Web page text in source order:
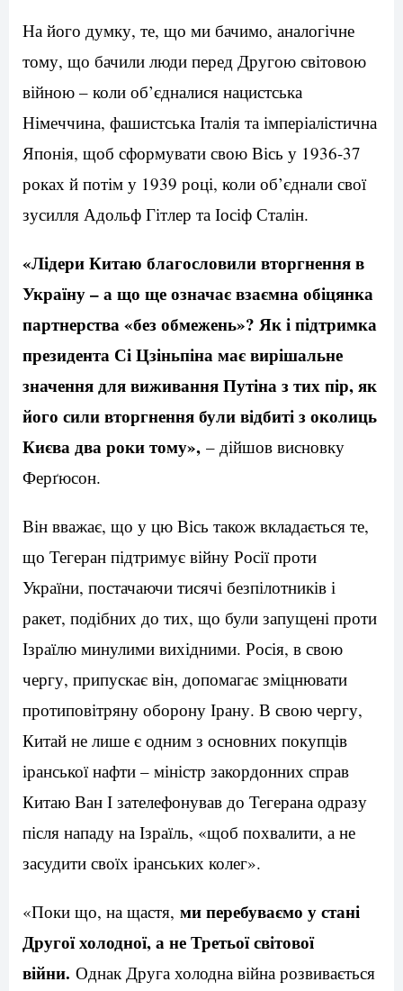
На його думку, те, що ми бачимо, аналогічне
тому, що бачили люди перед Другою світовою
війною – коли об’єдналися нацистська
Німеччина, фашистська Італія та імперіалістична
Японія, щоб сформувати свою Вісь у 1936-37
роках й потім у 1939 році, коли об’єднали свої
зусилля Адольф Гітлер та Іосіф Сталін.
«Лідери Китаю благословили вторгнення в
Україну – а що ще означає взаємна обіцянка
партнерства «без обмежень»? Як і підтримка
президента Сі Цзіньпіна має вирішальне
значення для виживання Путіна з тих пір, як
його сили вторгнення були відбиті з околиць
Києва два роки тому», – дійшов висновку
Ферґюсон.
Він вважає, що у цю Вісь також вкладається те,
що Тегеран підтримує війну Росії проти
України, постачаючи тисячі безпілотників і
ракет, подібних до тих, що були запущені проти
Ізраїлю минулими вихідними. Росія, в свою
чергу, припускає він, допомагає зміцнювати
протиповітряну оборону Ірану. В свою чергу,
Китай не лише є одним з основних покупців
іранської нафти – міністр закордонних справ
Китаю Ван І зателефонував до Тегерана одразу
після нападу на Ізраїль, «щоб похвалити, а не
засудити своїх іранських колег».
«Поки що, на щастя, ми перебуваємо у стані
Другої холодної, а не Третьої світової
війни. Однак Друга холодна війна розвивається